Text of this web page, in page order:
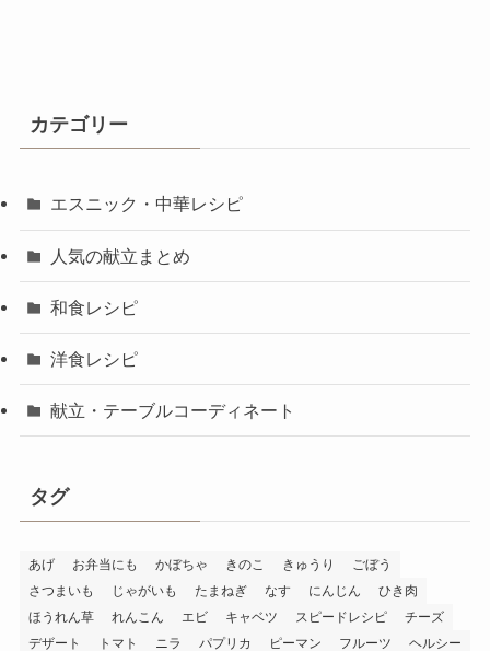
カテゴリー
エスニック・中華レシピ
人気の献立まとめ
和食レシピ
洋食レシピ
献立・テーブルコーディネート
タグ
あげ お弁当にも かぼちゃ きのこ きゅうり
ごぼう
さつまいも
じゃがいも たまねぎ なす にんじん
ひき肉
ほうれん草
れんこん エビ キャベツ スピードレシピ
チーズ
デザート
トマト ニラ パプリカ ピーマン フルーツ ヘルシー